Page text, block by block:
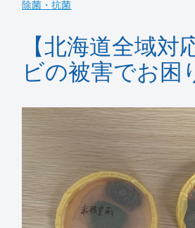
除菌・抗菌
【北海道全域対
ビの被害でお困